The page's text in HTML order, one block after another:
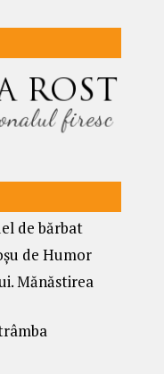
de bărbat
de Humor
Mănăstirea